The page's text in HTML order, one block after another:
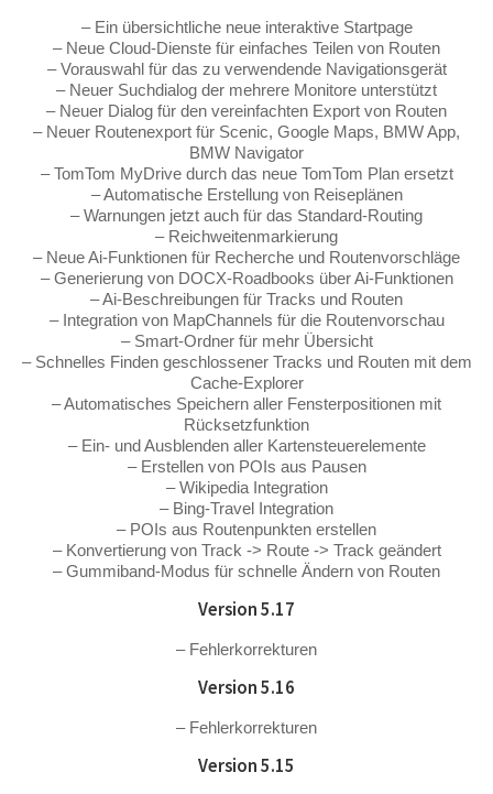
– Ein übersichtliche neue interaktive Startpage
– Neue Cloud-Dienste für einfaches Teilen von Routen
– Vorauswahl für das zu verwendende Navigationsgerät
– Neuer Suchdialog der mehrere Monitore unterstützt
– Neuer Dialog für den vereinfachten Export von Routen
– Neuer Routenexport für Scenic, Google Maps, BMW App,
BMW Navigator
– TomTom MyDrive durch das neue TomTom Plan ersetzt
– Automatische Erstellung von Reiseplänen
– Warnungen jetzt auch für das Standard-Routing
– Reichweitenmarkierung
– Neue Ai-Funktionen für Recherche und Routenvorschläge
– Generierung von DOCX-Roadbooks über Ai-Funktionen
– Ai-Beschreibungen für Tracks und Routen
– Integration von MapChannels für die Routenvorschau
– Smart-Ordner für mehr Übersicht
– Schnelles Finden geschlossener Tracks und Routen mit dem
Cache-Explorer
– Automatisches Speichern aller Fensterpositionen mit
Rücksetzfunktion
– Ein- und Ausblenden aller Kartensteuerelemente
– Erstellen von POIs aus Pausen
– Wikipedia Integration
– Bing-Travel Integration
– POIs aus Routenpunkten erstellen
– Konvertierung von Track -> Route -> Track geändert
– Gummiband-Modus für schnelle Ändern von Routen
Version 5.17
– Fehlerkorrekturen
Version 5.16
– Fehlerkorrekturen
Version 5.15